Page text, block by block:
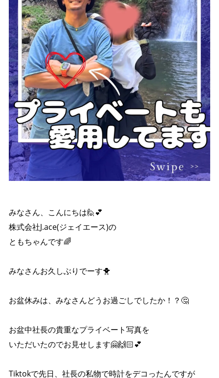
みなさん、こんにちは🙋💕
株式会社J.ace(ジェイエース)の
ともちゃんです🌈
みなさんお久しぶりでーす🐥
お盆休みは、みなさんどうお過ごしでしたか！？🤔
お盆中社長の貴重なプライベート写真を
いただいたのでお見せします🤗🙌🏻︎‪💕
Tiktokで先日、社長の私物で時計をデコったんですが